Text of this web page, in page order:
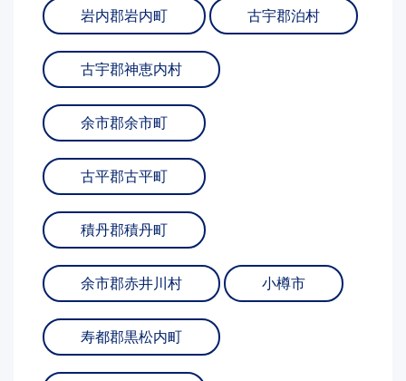
岩内郡岩内町 古宇郡泊村
古宇郡神恵内村
余市郡余市町
古平郡古平町
積丹郡積丹町
余市郡赤井川村 小樽市
寿都郡黒松内町